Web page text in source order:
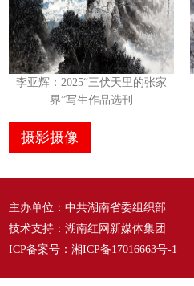
李亚辉：2025“三伏天里的张家
界”写生作品选刊
摄影摄像
主办单位：中共湖南省委组织部
技术支持：湖南红网新媒体集团
ICP备案号： 湘ICP备17016663号-1